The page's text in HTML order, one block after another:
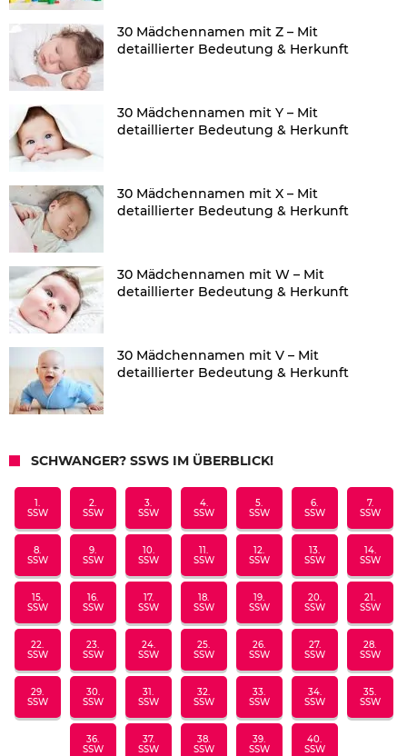
30 Mädchennamen mit Z – Mit
detaillierter Bedeutung & Herkunft
30 Mädchennamen mit Y – Mit
detaillierter Bedeutung & Herkunft
30 Mädchennamen mit X – Mit
detaillierter Bedeutung & Herkunft
30 Mädchennamen mit W – Mit
detaillierter Bedeutung & Herkunft
30 Mädchennamen mit V – Mit
detaillierter Bedeutung & Herkunft
SCHWANGER? SSWS IM ÜBERBLICK!
1.
SSW
2.
SSW
3.
SSW
4.
SSW
5.
SSW
6.
SSW
7.
SSW
8.
SSW
9.
SSW
10.
SSW
11.
SSW
12.
SSW
13.
SSW
14.
SSW
15.
SSW
16.
SSW
17.
SSW
18.
SSW
19.
SSW
20.
SSW
21.
SSW
22.
SSW
23.
SSW
24.
SSW
25.
SSW
26.
SSW
27.
SSW
28.
SSW
29.
SSW
30.
SSW
31.
SSW
32.
SSW
33.
SSW
34.
SSW
35.
SSW
36.
SSW
37.
SSW
38.
SSW
39.
SSW
40.
SSW